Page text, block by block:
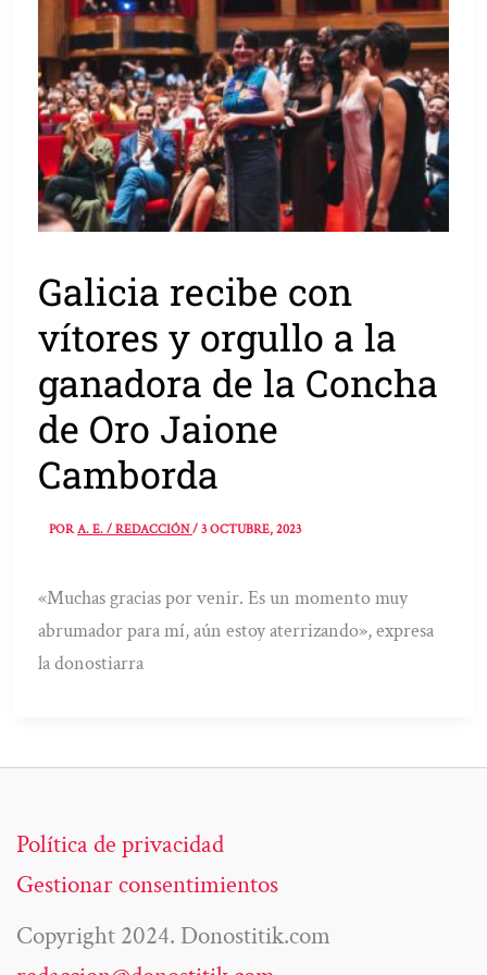
Galicia recibe con
vítores y orgullo a la
ganadora de la Concha
de Oro Jaione
Camborda
PORA. E. / REDACCIÓN/3 OCTUBRE, 2023
«Muchas gracias por venir. Es un momento muy
abrumador para mí, aún estoy aterrizando», expresa
la donostiarra
Política de privacidad
Gestionar consentimientos
Copyright 2024. Donostitik.com